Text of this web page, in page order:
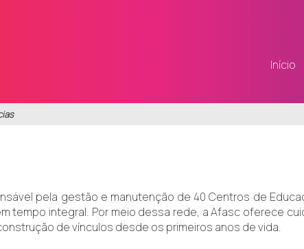
Início
pela gestão e manutenção de 40 Centros de
tempo integral. Por meio dessa rede, a Afasc oferece
de vínculos desde os primeiros anos de vida.